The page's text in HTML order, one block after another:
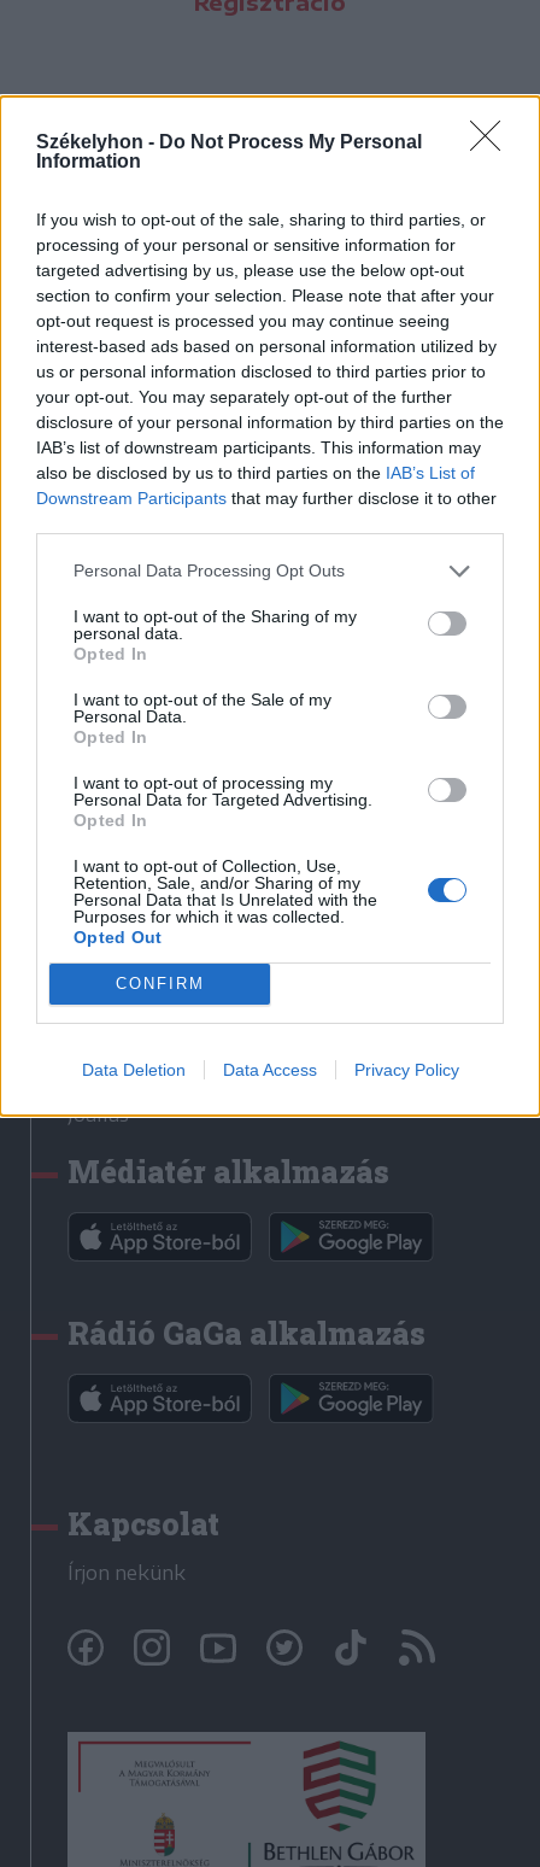
Székelyhon - Do Not Process My Personal
Information
If you wish to opt-out of the sale, sharing to third parties, or
processing of your personal or sensitive information for
targeted advertising by us, please use the below opt-out
section to confirm your selection. Please note that after your
opt-out request is processed you may continue seeing
interest-based ads based on personal information utilized by
us or personal information disclosed to third parties prior to
your opt-out. You may separately opt-out of the further
disclosure of your personal information by third parties on the
IAB’s list of downstream participants. This information may
also be disclosed by us to third parties on the IAB’s List of
Downstream Participants that may further disclose it to other
Personal Data Processing Opt Outs
I want to opt-out of the Sharing of my
personal data.
Opted In
I want to opt-out of the Sale of my
Personal Data.
Opted In
I want to opt-out of processing my
Personal Data for Targeted Advertising.
Opted In
I want to opt-out of Collection, Use,
Retention, Sale, and/or Sharing of my
Personal Data that Is Unrelated with the
Purposes for which it was collected.
Opted Out
CONFIRM
Data Deletion Data Access Privacy Policy
Hasznos
Impresszum
Szerzői jogok
Adatvédelmi tájékoztató
Cookie-kezelési tájékoztató
Hozzászólási szabályzat
Nyomtatott lapjaink archívuma
Székely Hírmondó archívuma
Sütibeállítások
Médiatér
Liget
Krónika
Bihari Napló
Erdélyi Napló
Főtér
Rádió GaGa
Jóállás
Médiatér alkalmazás
Rádió GaGa alkalmazás
Kapcsolat
Írjon nekünk